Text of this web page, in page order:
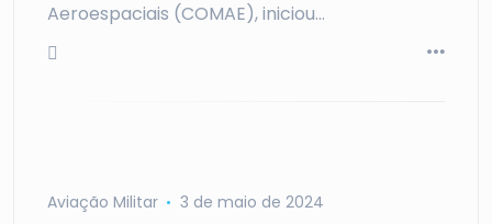
Aeroespaciais (COMAE), iniciou…
Aviação Militar 3 de maio de 2024